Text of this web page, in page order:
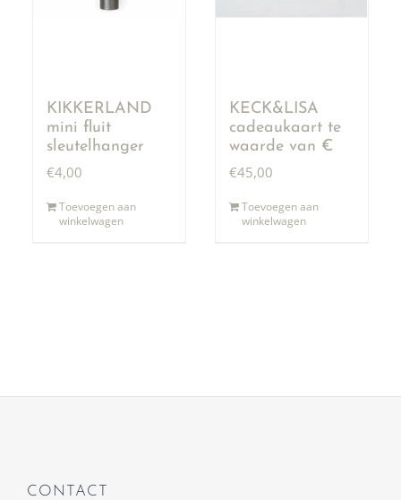
KIKKERLAND
mini fluit
sleutelhanger
€4,00
Toevoegen aan
winkelwagen
KECK&LISA
cadeaukaart te
waarde van €
50,00
€45,00
Toevoegen aan
winkelwagen
CONTACT